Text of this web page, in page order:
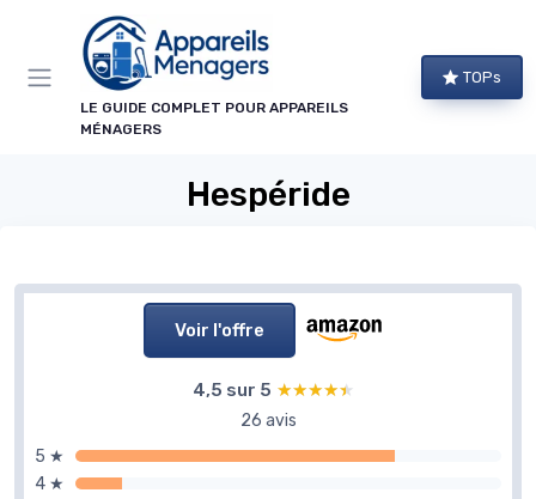
LE GUIDE COMPLET POUR APPAREILS
MÉNAGERS
TOPs
Hespéride
Voir l'offre
4,5 sur 5 ★★★★★
★★★★★
26 avis
5 ★
4 ★
Panneau de gestion des cookies